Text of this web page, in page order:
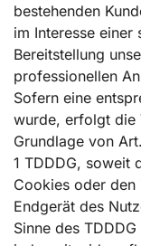
bestehenden
im Interesse einer
Bereitstellung
professionellen
Sofern eine
wurde, erfolgt die
Grundlage von
1 TDDDG, soweit
Cookies oder
Endgerät des
Sinne des